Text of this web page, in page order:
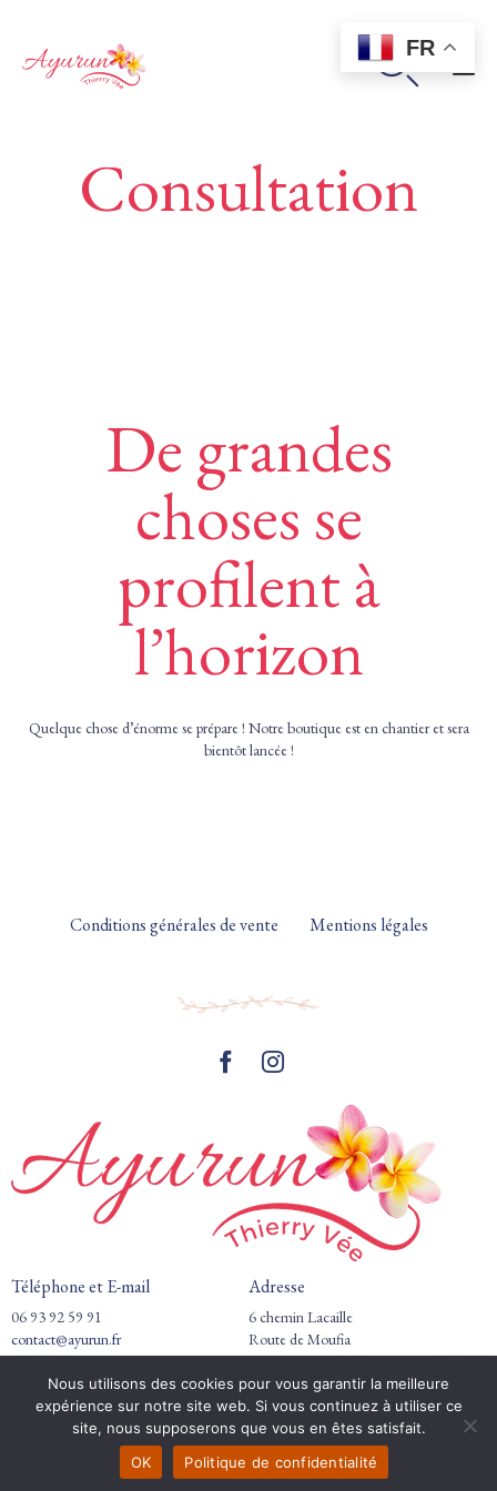

Consultation
De grandes
choses se
profilent à
l’horizon
Quelque chose d’énorme se prépare ! Notre boutique est en chantier et sera
bientôt lancée !
Conditions générales de vente Mentions légales
Téléphone et E-mail
06 93 92 59 91
contact@ayurun.fr
Adresse
6 chemin Lacaille
Route de Moufia
97490 Saint-Clotilde
Horaires de pratique
Du lundi au vendredi : 9h00-19h00
Samedi : Selon disponibilités
Réserver
FR
Nous utilisons des cookies pour vous garantir la meilleure
expérience sur notre site web. Si vous continuez à utiliser ce
site, nous supposerons que vous en êtes satisfait.
OK
Politique de confidentialité